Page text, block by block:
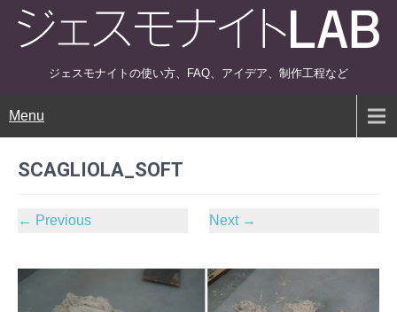
ジェスモナイトの使い方、FAQ、アイデア、制作工程など
Menu
SCAGLIOLA_SOFT
← Previous Next →